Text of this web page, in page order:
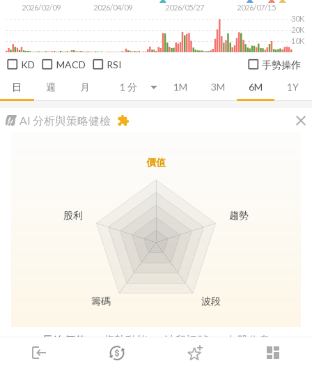
login dashboard
市場 登入
日 週 月 1M 3M 6M 1Y
2026/02/09 2026/04/09 2026/05/27 2026/07/15
10K
20K
30K
KD MACD RSI 手勢操作
AI 分析與策略健檢 close
extension
長線價值 趨勢動能 波段訊號 存股收息
價值
趨勢
波段
籌碼
股利